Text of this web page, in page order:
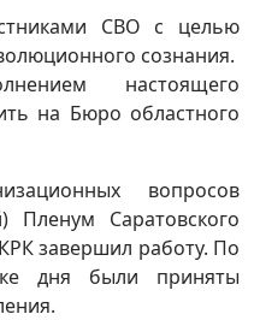
СВО с целью
сознания.
настоящего
на Бюро областного
вопросов
Пленум Саратовского
завершил работу. По
дня были приняты